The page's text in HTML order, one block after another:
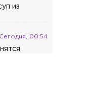
из
Сегодня, 00:54